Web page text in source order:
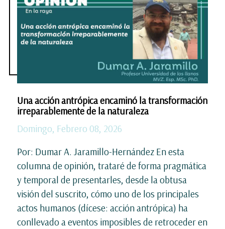
Una acción antrópica encaminó la transformación
irreparablemente de la naturaleza
Domingo, Febrero 08, 2026
Por: Dumar A. Jaramillo-Hernández En esta
columna de opinión, trataré de forma pragmática
y temporal de presentarles, desde la obtusa
visión del suscrito, cómo uno de los principales
actos humanos (dícese: acción antrópica) ha
conllevado a eventos imposibles de retroceder en